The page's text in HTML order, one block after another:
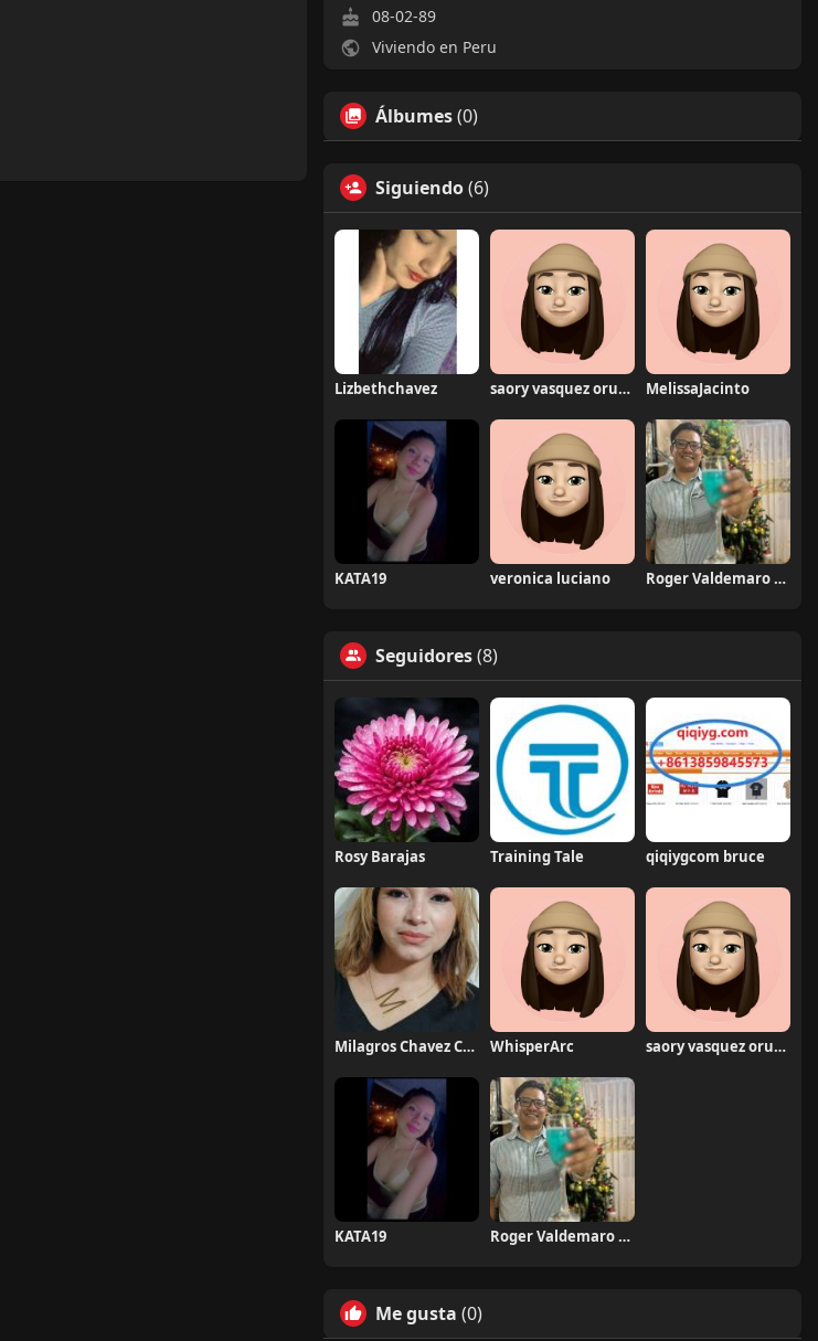
08-02-89
Viviendo en Peru
Álbumes(0)
Siguiendo(6)
Lizbethchavez saory vasquez oruna MelissaJacinto
KATA19 veronica luciano Roger Valdemaro Saldaña Bernal
Seguidores(8)
Rosy Barajas Training Tale qiqiygcom bruce
Milagros Chavez Cipra WhisperArc saory vasquez oruna
KATA19 Roger Valdemaro Saldaña Bernal
Me gusta (0)